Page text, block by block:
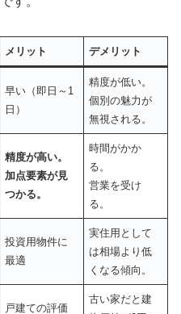
メリット デメリット
早い（即日～1
日）
精度が低い。
個別の魅力が
無視される。
精度が高い。
加点要素が見
つかる。
時間がかか
る。
営業を受け
る。
投資用物件に
最適
実住用として
は相場より低
くなる傾向。
戸建ての評価
古い家だと建